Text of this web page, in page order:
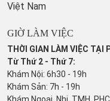
Việt Nam
GIỜ LÀM VIỆC
THỜI GIAN LÀM VIỆC TẠI
Từ Thứ 2 - Thứ 7:
Khám Nội: 6h30 - 19h
Khám Sản: 7h - 19h